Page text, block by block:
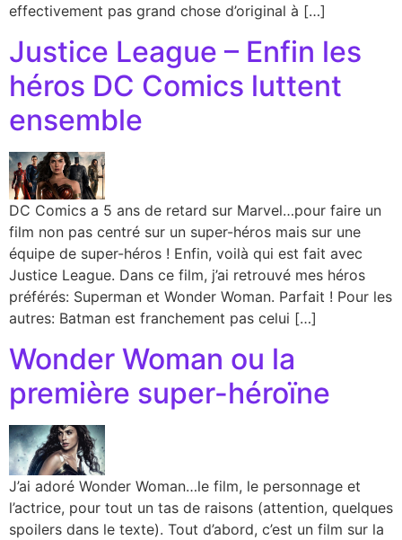
effectivement pas grand chose d’original à […]
Justice League – Enfin les
héros DC Comics luttent
ensemble
DC Comics a 5 ans de retard sur Marvel…pour faire un
film non pas centré sur un super-héros mais sur une
équipe de super-héros ! Enfin, voilà qui est fait avec
Justice League. Dans ce film, j’ai retrouvé mes héros
préférés: Superman et Wonder Woman. Parfait ! Pour les
autres: Batman est franchement pas celui […]
Wonder Woman ou la
première super-héroïne
J’ai adoré Wonder Woman…le film, le personnage et
l’actrice, pour tout un tas de raisons (attention, quelques
spoilers dans le texte). Tout d’abord, c’est un film sur la